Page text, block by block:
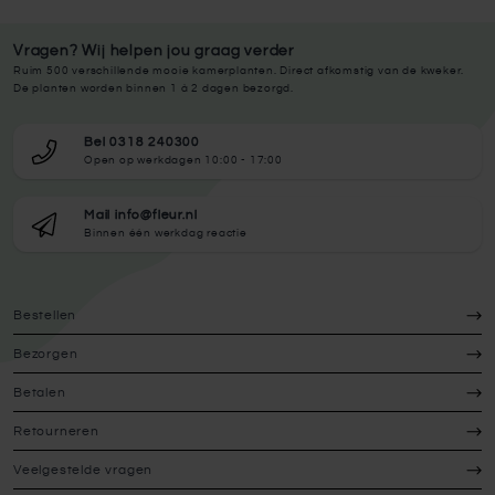
Vragen? Wij helpen jou graag verder
Ruim 500 verschillende mooie kamerplanten. Direct afkomstig van de kweker.
De planten worden binnen 1 à 2 dagen bezorgd.
Bel 0318 240300
Open op werkdagen 10:00 - 17:00
Mail info@fleur.nl
Binnen één werkdag reactie
Bestellen
Bezorgen
Betalen
Retourneren
Veelgestelde vragen